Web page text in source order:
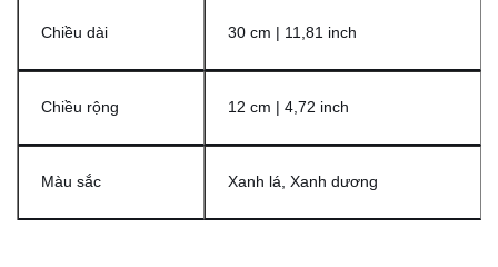
Chiều dài 30 cm | 11,81 inch
Chiều rộng 12 cm | 4,72 inch
Màu sắc Xanh lá, Xanh dương